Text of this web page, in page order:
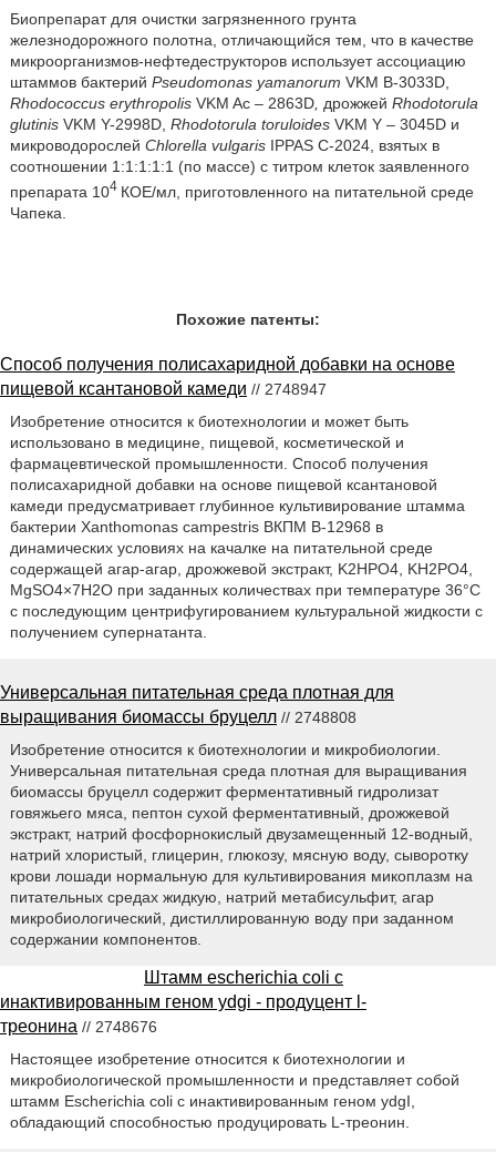
Биопрепарат для очистки загрязненного грунта
железнодорожного полотна, отличающийся тем, что в качестве
микроорганизмов-нефтедеструкторов использует ассоциацию
штаммов бактерий Pseudomonas yamanorum VKM В-3033D,
Rhodococcus erythropolisVKM Ac – 2863D, дрожжей Rhodotorula
glutinisVKM Y-2998D, Rhodotorula toruloides VKM Y – 3045D и
микроводорослей Chlorella vulgarisIPPAS C-2024, взятых в
соотношении 1:1:1:1:1 (по массе) с титром клеток заявленного
препарата 104 КОЕ/мл, приготовленного на питательной среде
Чапека.
Похожие патенты:
Способ получения полисахаридной добавки на основе
пищевой ксантановой камеди // 2748947
Изобретение относится к биотехнологии и может быть
использовано в медицине, пищевой, косметической и
фармацевтической промышленности. Способ получения
полисахаридной добавки на основе пищевой ксантановой
камеди предусматривает глубинное культивирование штамма
бактерии Xanthomonas campestris ВКПМ В-12968 в
динамических условиях на качалке на питательной среде
содержащей агар-агар, дрожжевой экстракт, K2HPO4, KH2PO4,
MgSO4×7H2O при заданных количествах при температуре 36°C
с последующим центрифугированием культуральной жидкости с
получением супернатанта.
Универсальная питательная среда плотная для
выращивания биомассы бруцелл // 2748808
Изобретение относится к биотехнологии и микробиологии.
Универсальная питательная среда плотная для выращивания
биомассы бруцелл содержит ферментативный гидролизат
говяжьего мяса, пептон сухой ферментативный, дрожжевой
экстракт, натрий фосфорнокислый двузамещенный 12-водный,
натрий хлористый, глицерин, глюкозу, мясную воду, сыворотку
крови лошади нормальную для культивирования микоплазм на
питательных средах жидкую, натрий метабисульфит, агар
микробиологический, дистиллированную воду при заданном
содержании компонентов.
Штамм escherichia coli с
инактивированным геном ydgi - продуцент l-
треонина // 2748676
Настоящее изобретение относится к биотехнологии и
микробиологической промышленности и представляет собой
штамм Escherichia coli с инактивированным геном ydgI,
обладающий способностью продуцировать L-треонин.